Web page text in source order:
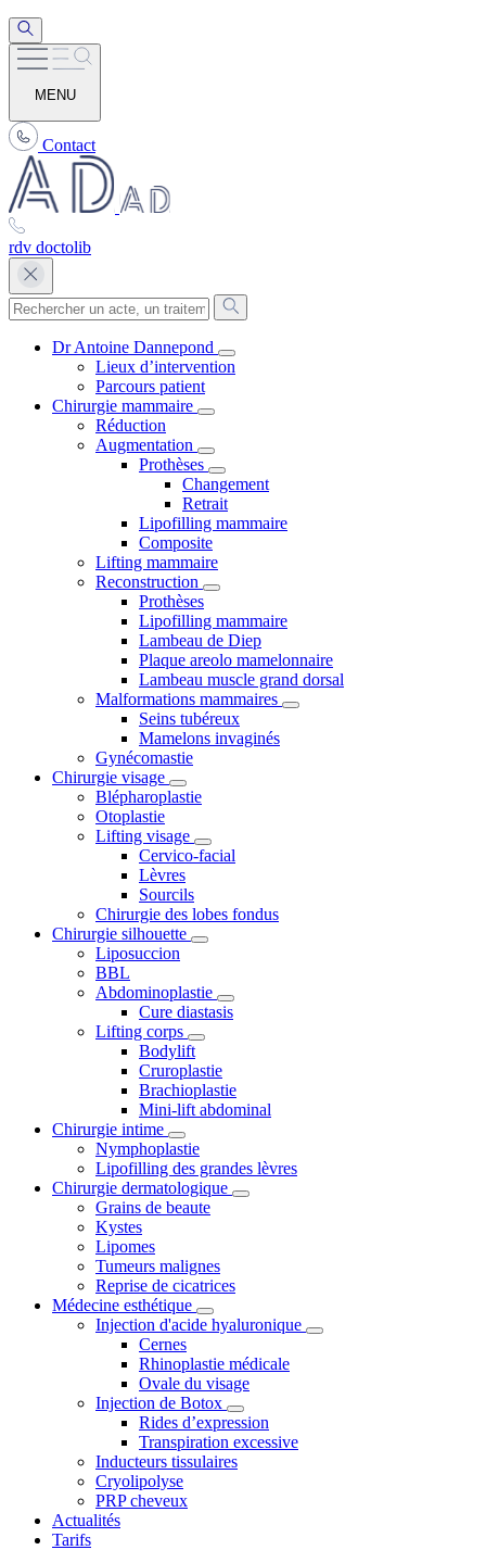
MENU
Contact
rdv doctolib
Dr Antoine Dannepond
Lieux d’intervention
Parcours patient
Chirurgie mammaire
Réduction
Augmentation
Prothèses
Changement
Retrait
Lipofilling mammaire
Composite
Lifting mammaire
Reconstruction
Prothèses
Lipofilling mammaire
Lambeau de Diep
Plaque areolo mamelonnaire
Lambeau muscle grand dorsal
Malformations mammaires
Seins tubéreux
Mamelons invaginés
Gynécomastie
Chirurgie visage
Blépharoplastie
Otoplastie
Lifting visage
Cervico-facial
Lèvres
Sourcils
Chirurgie des lobes fondus
Chirurgie silhouette
Liposuccion
BBL
Abdominoplastie
Cure diastasis
Lifting corps
Bodylift
Cruroplastie
Brachioplastie
Mini-lift abdominal
Chirurgie intime
Nymphoplastie
Lipofilling des grandes lèvres
Chirurgie dermatologique
Grains de beaute
Kystes
Lipomes
Tumeurs malignes
Reprise de cicatrices
Médecine esthétique
Injection d'acide hyaluronique
Cernes
Rhinoplastie médicale
Ovale du visage
Injection de Botox
Rides d’expression
Transpiration excessive
Inducteurs tissulaires
Cryolipolyse
PRP cheveux
Actualités
Tarifs